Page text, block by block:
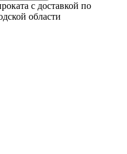
с доставкой по
области